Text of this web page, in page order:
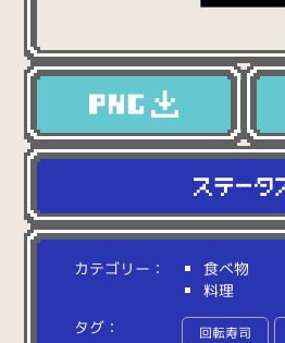
カテゴリー：
食べ物
料理
タグ：
回転寿司